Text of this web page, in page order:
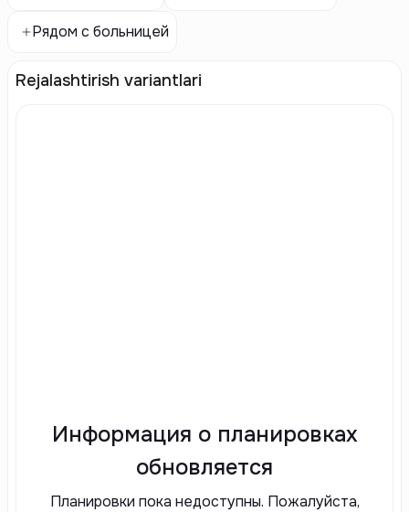
Рядом с больницей
Rejalashtirish variantlari
Информация о планировках
обновляется
Планировки пока недоступны. Пожалуйста,